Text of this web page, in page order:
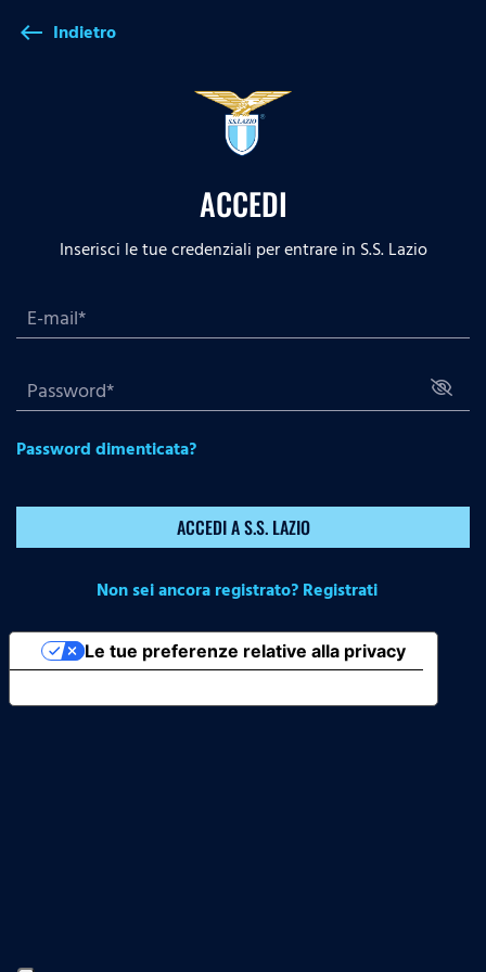
west Indietro
ACCEDI
Inserisci le tue credenziali per entrare in S.S. Lazio
Password dimenticata?
ACCEDI A S.S. LAZIO
Non sei ancora registrato? Registrati
Le tue preferenze relative alla privacy